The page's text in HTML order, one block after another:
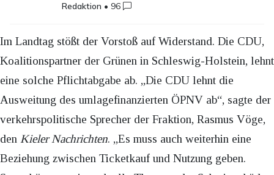
Redaktion • 96
Im Landtag stößt der Vorstoß auf Widerstand. Die CDU,
Koalitionspartner der Grünen in Schleswig-Holstein, lehnt
eine solche Pflichtabgabe ab. „Die CDU lehnt die
Ausweitung des umlagefinanzierten ÖPNV ab“, sagte der
verkehrspolitische Sprecher der Fraktion, Rasmus Vöge,
den Kieler Nachrichten. „Es muss auch weiterhin eine
Beziehung zwischen Ticketkauf und Nutzung geben.